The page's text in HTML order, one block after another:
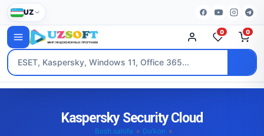
UZ
0 0
Kaspersky Security Cloud
Bosh sahifa » Do’kon »